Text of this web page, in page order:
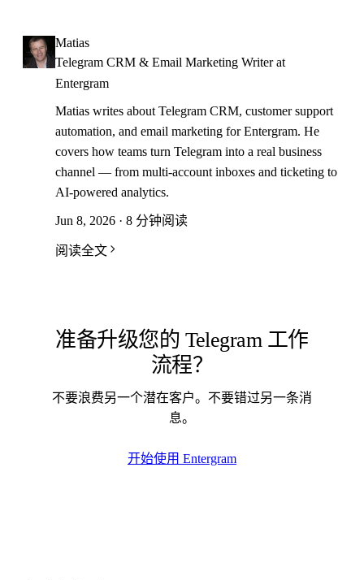
Matias
Telegram CRM & Email Marketing Writer at
Entergram
Matias writes about Telegram CRM, customer support
automation, and email marketing for Entergram. He
covers how teams turn Telegram into a real business
channel — from multi-account inboxes and ticketing to
AI-powered analytics.
Jun 8, 2026 · 8 分钟阅读
阅读全文
准备升级您的 Telegram 工作
流程？
不要浪费另一个潜在客户。不要错过另一条消
息。
开始使用 Entergram